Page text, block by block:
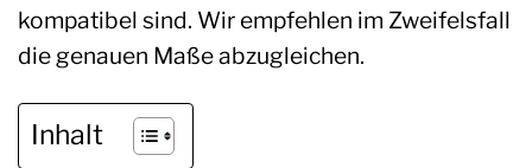
kompatibel sind. Wir empfehlen im Zweifelsfall
die genauen Maße abzugleichen.
Inhalt